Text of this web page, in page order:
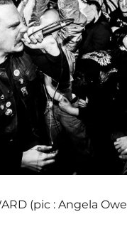
(pic : Angela